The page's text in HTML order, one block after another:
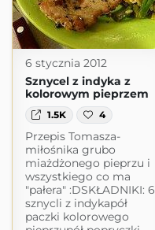
6 stycznia 2012
Sznycel z indyka z
kolorowym pieprzem
1.5K 4
Przepis Tomasza-
miłośnika grubo
miażdżonego pieprzu i
wszystkiego co ma
"pałera" :DSKŁADNIKI: 6
sznycli z indykapół
paczki kolorowego